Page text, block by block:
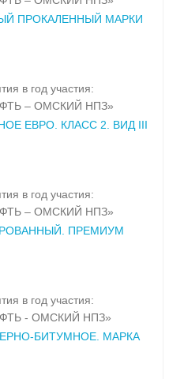
ПРОКАЛЕННЫЙ МАРКИ
в год участия:
– ОМСКИЙ НПЗ»
ЕВРО. КЛАСС 2. ВИД III
в год участия:
– ОМСКИЙ НПЗ»
ПРЕМИУМ
в год участия:
- ОМСКИЙ НПЗ»
БИТУМНОЕ. МАРКА